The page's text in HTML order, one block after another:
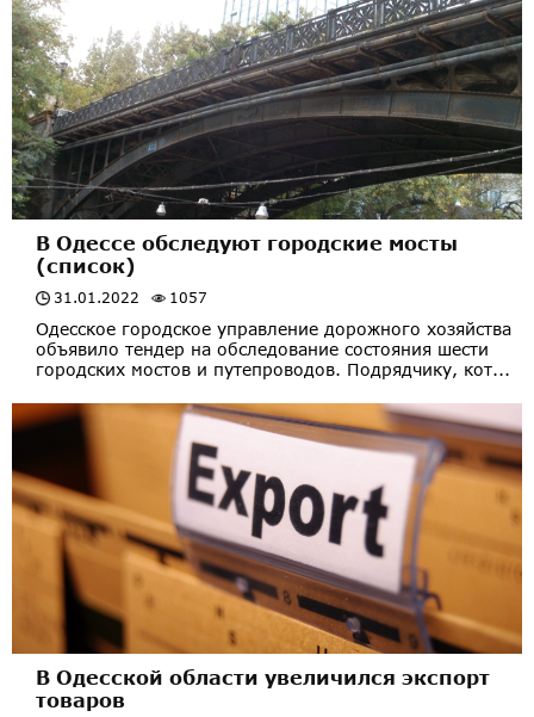
В Одессе обследуют городские мосты
(список)
31.01.2022 1057
Одесское городское управление дорожного хозяйства
объявило тендер на обследование состояния шести
городских мостов и путепроводов. Подрядчику, кот...
В Одесской области увеличился экспорт
товаров